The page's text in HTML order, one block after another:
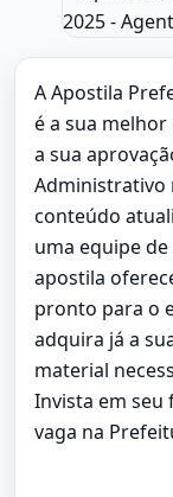
A Apostila
é a sua
a sua
Administrativo
conteúdo
uma equipe
apostila
pronto para o
adquira já a
material
Invista em seu
vaga na